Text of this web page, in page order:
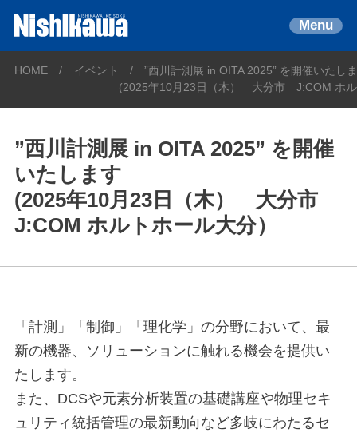
Menu
HOME イベント
”西川計測展 in OITA 2025” を開催いたし
(2025年10月23日（木） 大分市 J:COM ホル
”西川計測展 in OITA 2025” を開催
いたします
(2025年10月23日（木） 大分市
J:COM ホルトホール大分）
「計測」「制御」「理化学」の分野において、最
新の機器、ソリューションに触れる機会を提供い
たします。
また、DCSや元素分析装置の基礎講座や物理セキ
ュリティ統括管理の最新動向など多岐にわたるセ